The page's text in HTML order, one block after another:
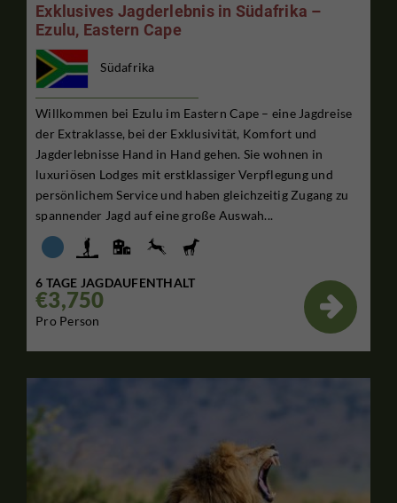
Exklusives Jagderlebnis in Südafrika –
Ezulu, Eastern Cape
Südafrika
Willkommen bei Ezulu im Eastern Cape – eine Jagdreise
der Extraklasse, bei der Exklusivität, Komfort und
Jagderlebnisse Hand in Hand gehen. Sie wohnen in
luxuriösen Lodges mit erstklassiger Verpflegung und
persönlichem Service und haben gleichzeitig Zugang zu
spannender Jagd auf eine große Auswah...
6 TAGE JAGDAUFENTHALT
€3,750
Pro Person
